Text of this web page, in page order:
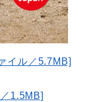
イル／5.7MB]
1.5MB]